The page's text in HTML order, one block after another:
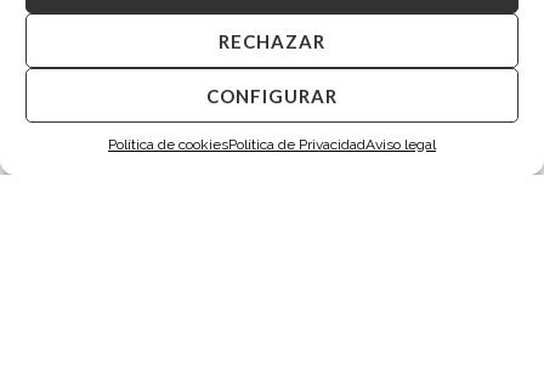
RECHAZAR
CONFIGURAR
Política de cookiesPolítica de PrivacidadAviso legal